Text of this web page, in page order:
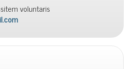
voluntaris